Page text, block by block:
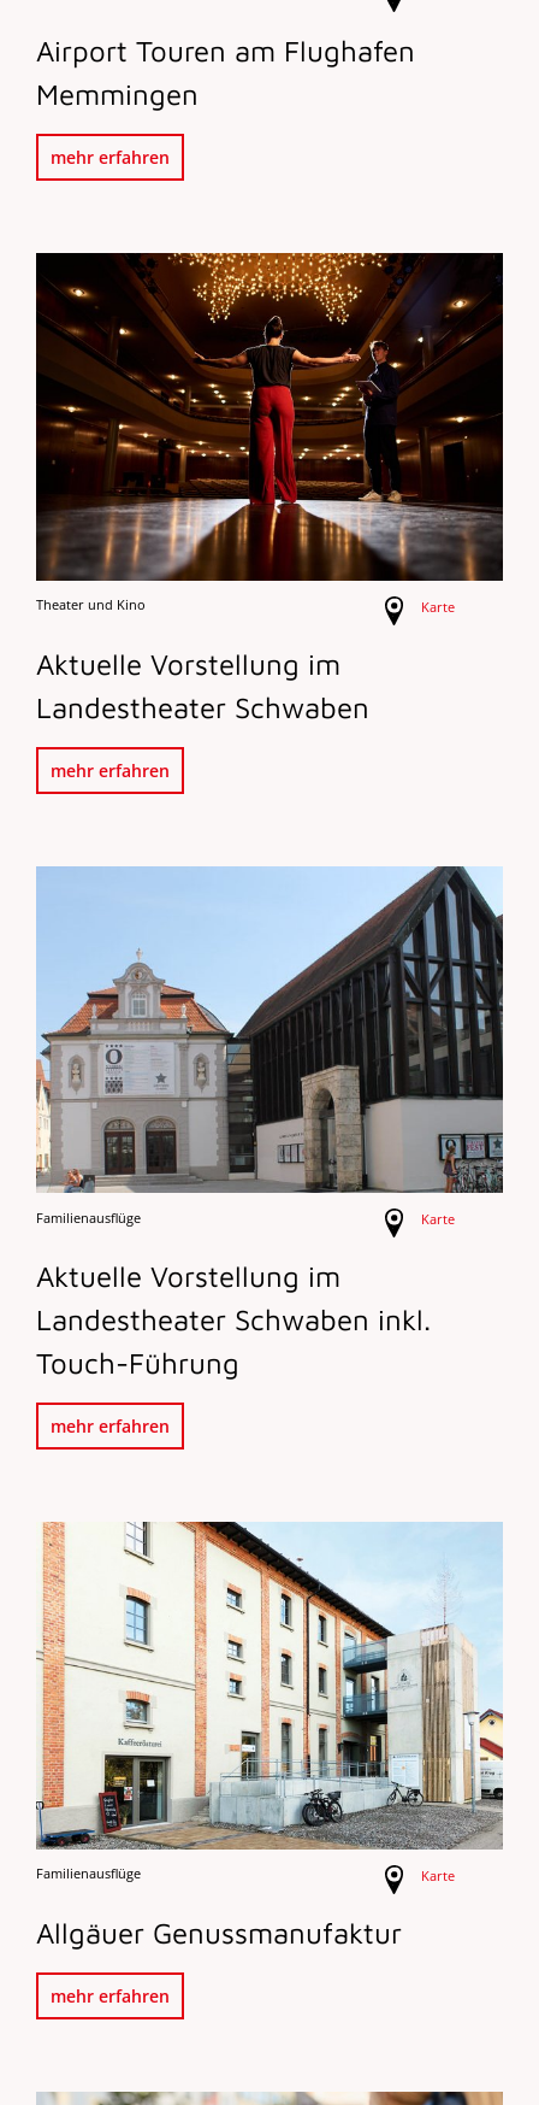
Airport Touren am Flughafen
Memmingen
mehr erfahren
Theater und Kino Karte
Aktuelle Vorstellung im
Landestheater Schwaben
mehr erfahren
Familienausflüge Karte
Aktuelle Vorstellung im
Landestheater Schwaben inkl.
Touch-Führung
mehr erfahren
Familienausflüge Karte
Allgäuer Genussmanufaktur
mehr erfahren